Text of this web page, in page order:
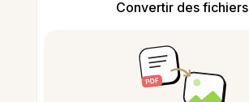
Convertir des fichiers